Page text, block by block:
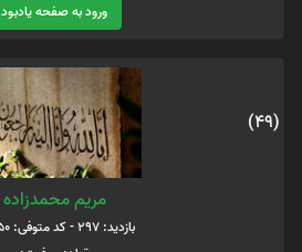
ورود به صفحه یادبود
(49)
مریم محمدزاده
بازدید: 297 - کد متوفی: 72550